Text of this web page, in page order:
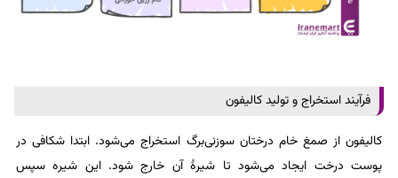
فرآیند استخراج و تولید کالیفون
کالیفون از صمغ خام درختان سوزنی‌برگ استخراج می‌شود. ابتدا شکافی در
پوست درخت ایجاد می‌شود تا شیرهٔ آن خارج شود. این شیره سپس